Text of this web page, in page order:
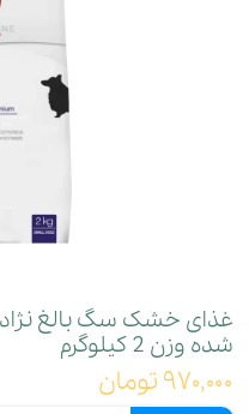
غذای خشک سگ بالغ
شده وزن 2 کیلوگرم
۹۷۰,۰۰۰ تومان